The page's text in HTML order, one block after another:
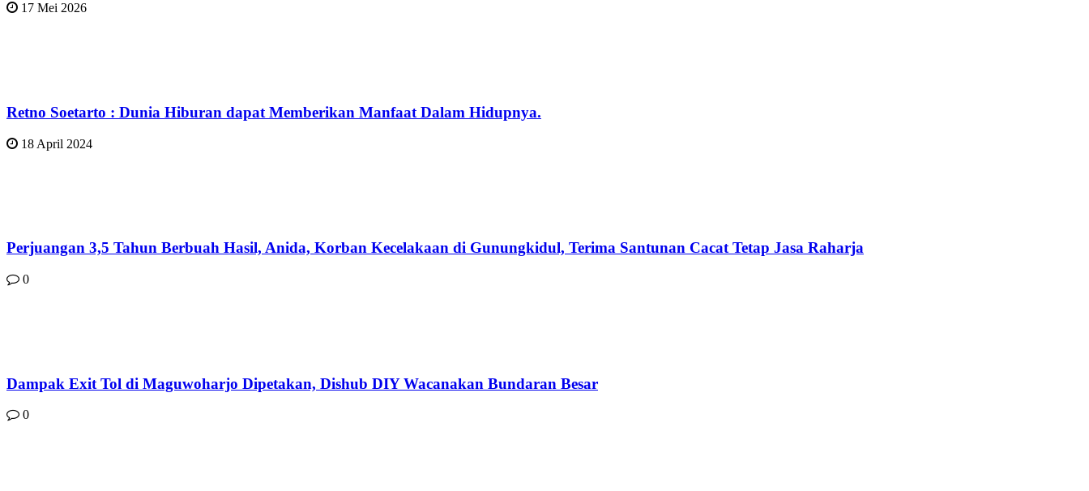
17 Mei 2026
Retno Soetarto : Dunia Hiburan dapat Memberikan Manfaat Dalam Hidupnya.
18 April 2024
Perjuangan 3,5 Tahun Berbuah Hasil, Anida, Korban Kecelakaan di Gunungkidul, Terima Santunan Cacat Tetap Jasa Raharja
0
Dampak Exit Tol di Maguwoharjo Dipetakan, Dishub DIY Wacanakan Bundaran Besar
0